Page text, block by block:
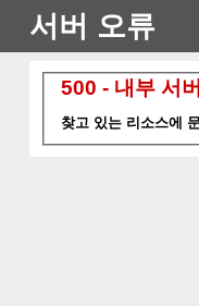
서버 오류
500 - 내부 서
찾고 있는 리소스에